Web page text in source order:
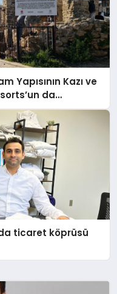
Yapısının Kazı ve
da
ticaret köprüsü